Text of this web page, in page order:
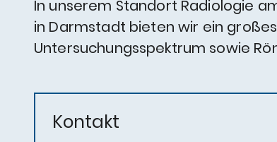
In unserem Standort Radiologie
in Darmstadt bieten wir ein großes
Untersuchungsspektrum sowie
Kontakt